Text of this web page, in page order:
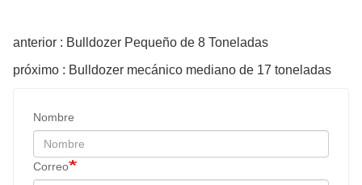
anterior : Bulldozer Pequeño de 8 Toneladas
próximo : Bulldozer mecánico mediano de 17 toneladas
Nombre
Correo